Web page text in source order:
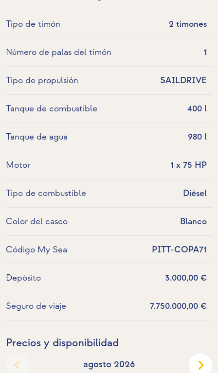
Tipo de timón 2 timones
Número de palas del timón 1
Tipo de propulsión SAILDRIVE
Tanque de combustible 400 l
Tanque de agua 980 l
Motor 1 x 75 HP
Tipo de combustible Diésel
Color del casco Blanco
Código My Sea PITT-COPA71
Depósito 3.000,00 €
Seguro de viaje 7.750.000,00 €
Precios y disponibilidad
agosto 2026